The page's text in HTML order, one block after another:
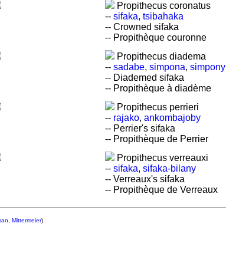
Propithecus coronatus
-- sifaka, tsibahaka
-- Crowned sifaka
-- Propithèque couronne
Propithecus diadema
-- sadabe, simpona, simpony
-- Diademed sifaka
-- Propithèque à diadème
Propithecus perrieri
-- rajako, ankombajoby
-- Perrier's sifaka
-- Propithèque de Perrier
Propithecus verreauxi
-- sifaka, sifaka-bilany
-- Verreaux's sifaka
-- Propithèque de Verreaux
Mittermeier)